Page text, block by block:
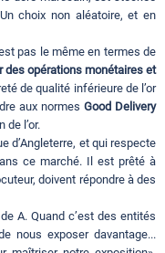
choix non aléatoire, et en
pas le même en termes de
des opérations monétaires et
de qualité inférieure de l’or
aux normes Good Delivery
de l’or.
d’Angleterre, et qui respecte
ce marché. Il est prêté à
doivent répondre à des
A. Quand c’est des entités
nous exposer davantage...